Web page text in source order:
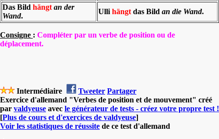
Das Bild hängt an der
Wand.
Ulli hängt das Bild an die Wand.
Consigne : Compléter par un verbe de position ou de
déplacement.
Intermédiaire Tweeter Partager
Exercice d'allemand "Verbes de position et de mouvement" créé
par valdyeuse avec le générateur de tests - créez votre propre test !
[Plus de cours et d'exercices de valdyeuse]
Voir les statistiques de réussite de ce test d'allemand